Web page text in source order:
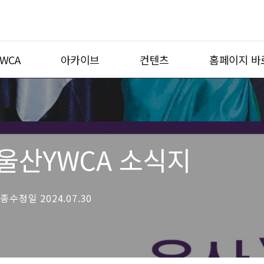
아카이브 컨텐츠 홈페이지 바
산YWCA 소식지
수정일 2024.07.30